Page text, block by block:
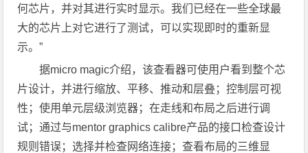
何芯片，并对其进行实时显示。我们已经在一些全球最
大的芯片上对它进行了测试，可以实现即时的重新显
示。”
据micro magic介绍，该查看器可使用户看到整个芯
片设计，并进行缩放、平移、推动和层叠；控制层可视
性；使用单元层级浏览器；在走线和布局之后进行调
试；通过与mentor graphics calibre产品的接口检查设计
规则错误；选择并检查网络连接；查看布局的三维显